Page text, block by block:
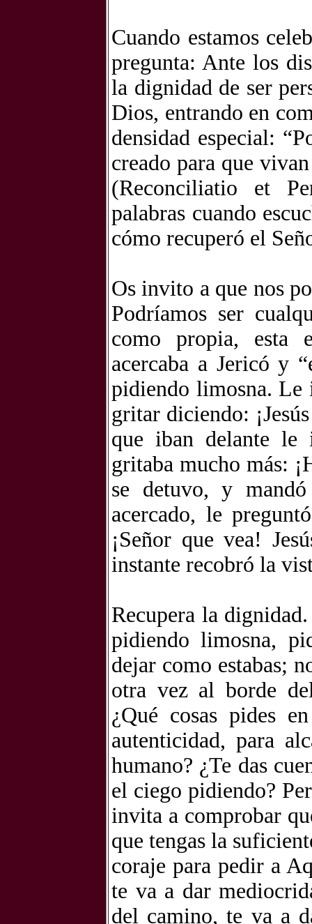
Cuando estamos
pregunta: Ante los
la dignidad de ser
Dios, entrando en
densidad especial:
creado para que
(Reconciliatio et
palabras cuando
cómo recuperó el
Os invito a que nos
Podríamos ser
como propia, esta
acercaba a Jericó y
pidiendo limosna. Le
gritar diciendo:
que iban delante le
gritaba mucho más:
se detuvo, y
acercado, le
¡Señor que vea!
instante recobró la
Recupera la
pidiendo limosna,
dejar como estabas;
otra vez al borde
¿Qué cosas pides
autenticidad, para
humano? ¿Te das
el ciego pidiendo?
invita a comprobar
que tengas la
coraje para pedir a
te va a dar
del camino, te va a